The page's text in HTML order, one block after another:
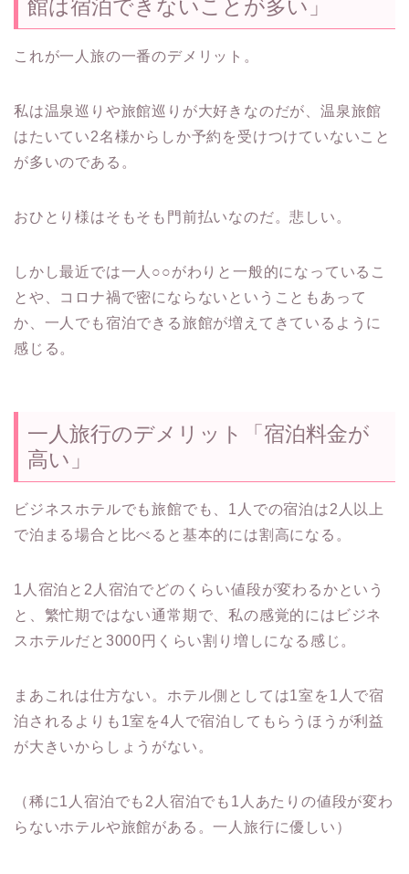
館は宿泊できないことが多い」
これが一人旅の一番のデメリット。
私は温泉巡りや旅館巡りが大好きなのだが、温泉旅館
はたいてい2名様からしか予約を受けつけていないこと
が多いのである。
おひとり様はそもそも門前払いなのだ。悲しい。
しかし最近では一人○○がわりと一般的になっているこ
とや、コロナ禍で密にならないということもあって
か、一人でも宿泊できる旅館が増えてきているように
感じる。
一人旅行のデメリット「宿泊料金が
高い」
ビジネスホテルでも旅館でも、1人での宿泊は2人以上
で泊まる場合と比べると基本的には割高になる。
1人宿泊と2人宿泊でどのくらい値段が変わるかという
と、繁忙期ではない通常期で、私の感覚的にはビジネ
スホテルだと3000円くらい割り増しになる感じ。
まあこれは仕方ない。ホテル側としては1室を1人で宿
泊されるよりも1室を4人で宿泊してもらうほうが利益
が大きいからしょうがない。
（稀に1人宿泊でも2人宿泊でも1人あたりの値段が変わ
らないホテルや旅館がある。一人旅行に優しい）